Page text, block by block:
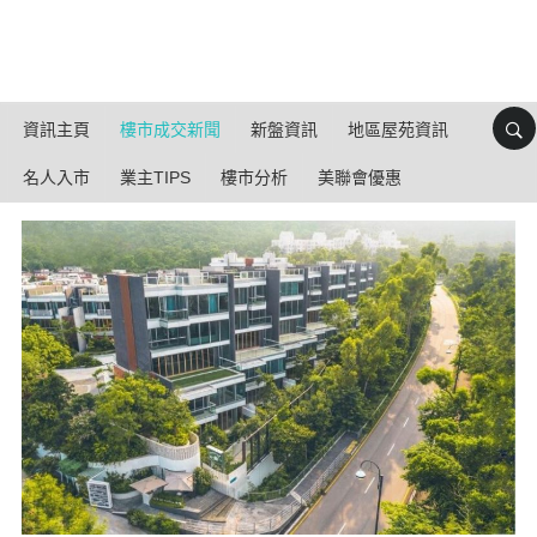
資訊主頁 樓市成交新聞 新盤資訊 地區屋苑資訊
名人入市 業主TIPS 樓市分析 美聯會優惠